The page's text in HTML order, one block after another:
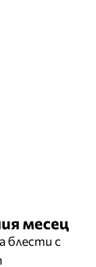
месец
блести с